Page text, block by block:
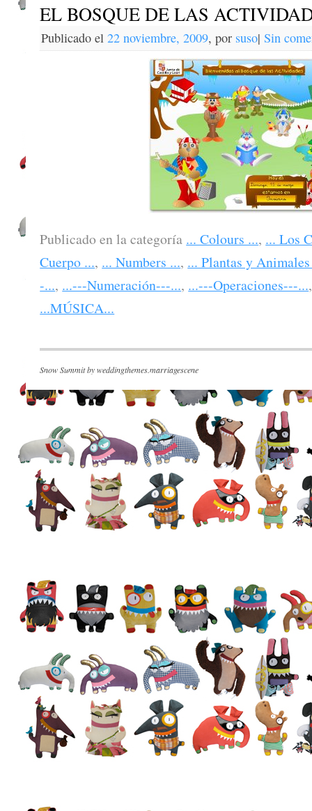
EL BOSQUE DE LAS
Publicado el 22 noviembre, 2009,por suso| Sin
Publicado en la categoría ... Colours ..., ... Los
Cuerpo ..., ... Numbers ..., ... Plantas y
-..., ...---Numeración---..., ...---Operaciones---...
...MÚSICA...
Snow Summit byweddingthemes.marriagescene